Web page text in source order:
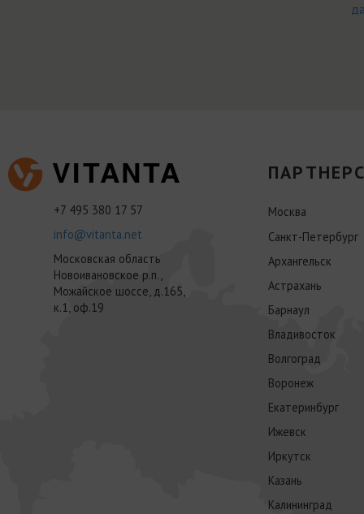
+7 495 380 17 57
info@vitanta.net
Московская область
Новоивановское р.п.,
Можайское шоссе, д.165,
к.1, оф.19
Москва
Санкт-Петербург
Архангельск
Астрахань
Барнаул
Владивосток
Волгоград
Воронеж
Екатеринбург
Ижевск
Иркутск
Казань
Калининград